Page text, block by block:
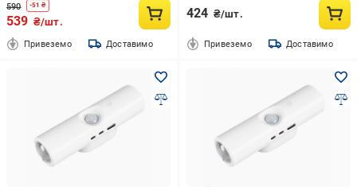
590 -51 ₴
539 ₴/шт.
Привеземо Доставимо
424 ₴/шт.
Привеземо Доставимо